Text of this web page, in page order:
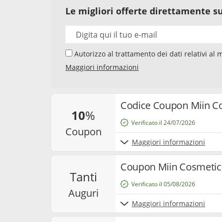
Le migliori offerte direttamente
GmbH, Starstraße 2, D - 22305 Amburg,
newsletter sui temi "Codici Sconto" e "Offerte".
e cookie utilizzati per misurare i risultati.
e annullare l’iscrizione alla newsletter. Per
nostraprivacy policy
Maggiori informazioni
10%
coupon
Codice Coupon Miin
Maggiori informazioni
Verificato il 24/07/2026
tanti
auguri
Coupon Miin
Maggiori informazioni
Verificato il 05/08/2026